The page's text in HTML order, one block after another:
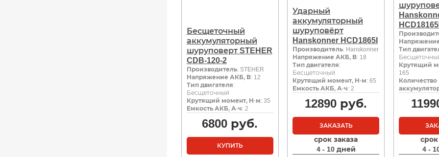
Бесщеточный
аккумуляторный
шуруповерт STEHER
CDB-120-2
Производитель: STEHER
Напряжение АКБ, В: 12
Тип двигателя:
Бесщеточный
Крутящий момент, Н·м: 35
Емкость АКБ, А·ч: 2
6800 руб.
КУПИТЬ
Ударный
аккумуляторный
шуруповёрт
Hanskonner HCD1865I
Производитель: Hanskonner
Напряжение АКБ, В: 18
Тип двигателя:
Бесщеточный
Крутящий момент, Н·м: 65
Емкость АКБ, А·ч: 2
12890 руб.
ЗАКАЗАТЬ
срок заказа
4 - 10 дней
Тип
Крутящий
165
Количество
срок
4 -